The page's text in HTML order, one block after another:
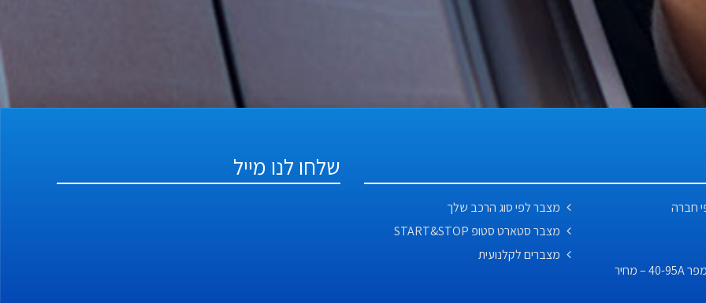
חברה
מצבר לפי סוג הרכב שלך
מצבר סטארט סטופ START&STOP
מצבר לרכב לפי אמפר 40-95A – מחיר
מצברים לקלנועית
שלחו לנו מייל